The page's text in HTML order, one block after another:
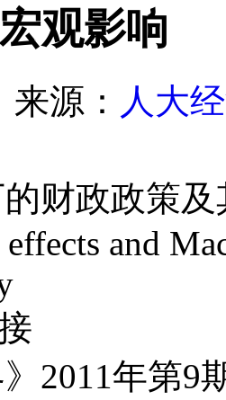
观影响
来源： 人大
财政政策
and
》2011年第9